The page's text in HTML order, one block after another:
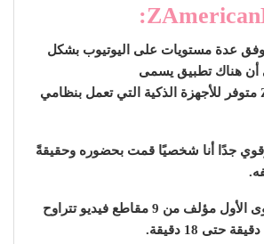
عدة مستويات على اليوتيوب بشكل
أن هناك تطبيق يسمى
ZAmericanEnglish متوفر للأجهزة الذكية التي تعمل بنظامي
جدًا أنا شخصيًا قمت بحضوره وحقيقةً
الكورس في المستوى الأول مؤلف من 9 مقاطع فيديو تتراوح